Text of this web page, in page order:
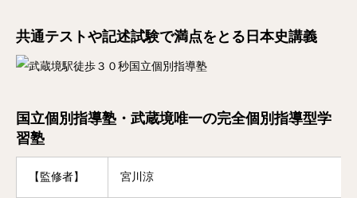
共通テストや記述試験で満点をとる日本史講義
国立個別指導塾・武蔵境唯一の完全個別指導型学
習塾
【監修者】 宮川涼